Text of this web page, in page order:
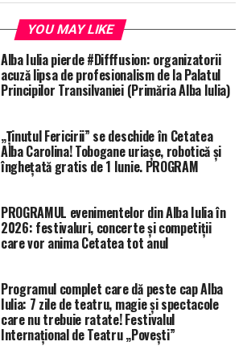
YOU MAY LIKE
Alba Iulia pierde #Difffusion: organizatorii
acuză lipsa de profesionalism de la Palatul
Principilor Transilvaniei (Primăria Alba Iulia)
„Ținutul Fericirii” se deschide în Cetatea
Alba Carolina! Tobogane uriașe, robotică și
înghețată gratis de 1 Iunie. PROGRAM
PROGRAMUL evenimentelor din Alba Iulia în
2026: festivaluri, concerte și competiții
care vor anima Cetatea tot anul
Programul complet care dă peste cap Alba
Iulia: 7 zile de teatru, magie și spectacole
care nu trebuie ratate! Festivalul
Internațional de Teatru „Povești”